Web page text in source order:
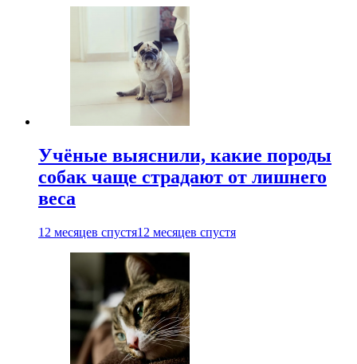
Учёные выяснили, какие породы
собак чаще страдают от лишнего
веса
12 месяцев спустя12 месяцев спустя